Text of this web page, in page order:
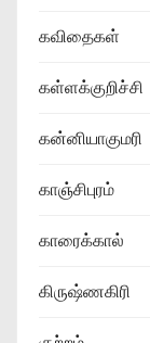
கவிதைகள்
கள்ளக்குறிச்சி
கன்னியாகுமரி
காஞ்சிபுரம்
காரைக்கால்
கிருஷ்ணகிரி